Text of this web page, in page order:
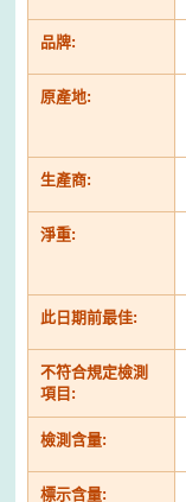
品牌:
原產地:
生產商:
淨重:
此日期前最佳:
不符合規定檢測
項目:
檢測含量:
標示含量: